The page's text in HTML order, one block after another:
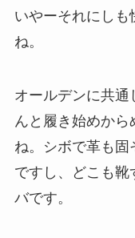
いやーそれにしも
ね。
オールデンに共通
んと履き始めから
ね。シボで革も固
ですし、どこも靴
バです。